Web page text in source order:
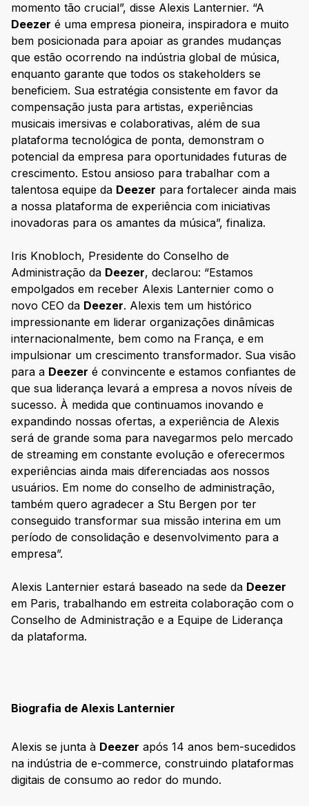
momento tão crucial”, disse Alexis Lanternier. “A
Deezer é uma empresa pioneira, inspiradora e muito
bem posicionada para apoiar as grandes mudanças
que estão ocorrendo na indústria global de música,
enquanto garante que todos os stakeholders se
beneficiem. Sua estratégia consistente em favor da
compensação justa para artistas, experiências
musicais imersivas e colaborativas, além de sua
plataforma tecnológica de ponta, demonstram o
potencial da empresa para oportunidades futuras de
crescimento. Estou ansioso para trabalhar com a
talentosa equipe da Deezer para fortalecer ainda mais
a nossa plataforma de experiência com iniciativas
inovadoras para os amantes da música”, finaliza.
Iris Knobloch, Presidente do Conselho de
Administração da Deezer, declarou: “Estamos
empolgados em receber Alexis Lanternier como o
novo CEO da Deezer. Alexis tem um histórico
impressionante em liderar organizações dinâmicas
internacionalmente, bem como na França, e em
impulsionar um crescimento transformador. Sua visão
para a Deezer é convincente e estamos confiantes de
que sua liderança levará a empresa a novos níveis de
sucesso. À medida que continuamos inovando e
expandindo nossas ofertas, a experiência de Alexis
será de grande soma para navegarmos pelo mercado
de streaming em constante evolução e oferecermos
experiências ainda mais diferenciadas aos nossos
usuários. Em nome do conselho de administração,
também quero agradecer a Stu Bergen por ter
conseguido transformar sua missão interina em um
período de consolidação e desenvolvimento para a
empresa”.
Alexis Lanternier estará baseado na sede da Deezer
em Paris, trabalhando em estreita colaboração com o
Conselho de Administração e a Equipe de Liderança
da plataforma.
Biografia de Alexis Lanternier
Alexis se junta à Deezer após 14 anos bem-sucedidos
na indústria de e-commerce, construindo plataformas
digitais de consumo ao redor do mundo.